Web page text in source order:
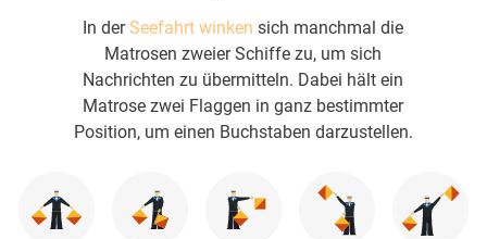
In derSeefahrt winken sich manchmal die
Matrosen zweier Schiffe zu, um sich
Nachrichten zu übermitteln. Dabei hält ein
Matrose zwei Flaggen in ganz bestimmter
Position, um einen Buchstaben darzustellen.